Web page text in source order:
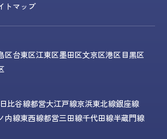
トマップ
区台東区江東区墨田区文京区港区目黒区
日比谷線都営大江戸線京浜東北線銀座線
内線東西線都営三田線千代田線半蔵門線